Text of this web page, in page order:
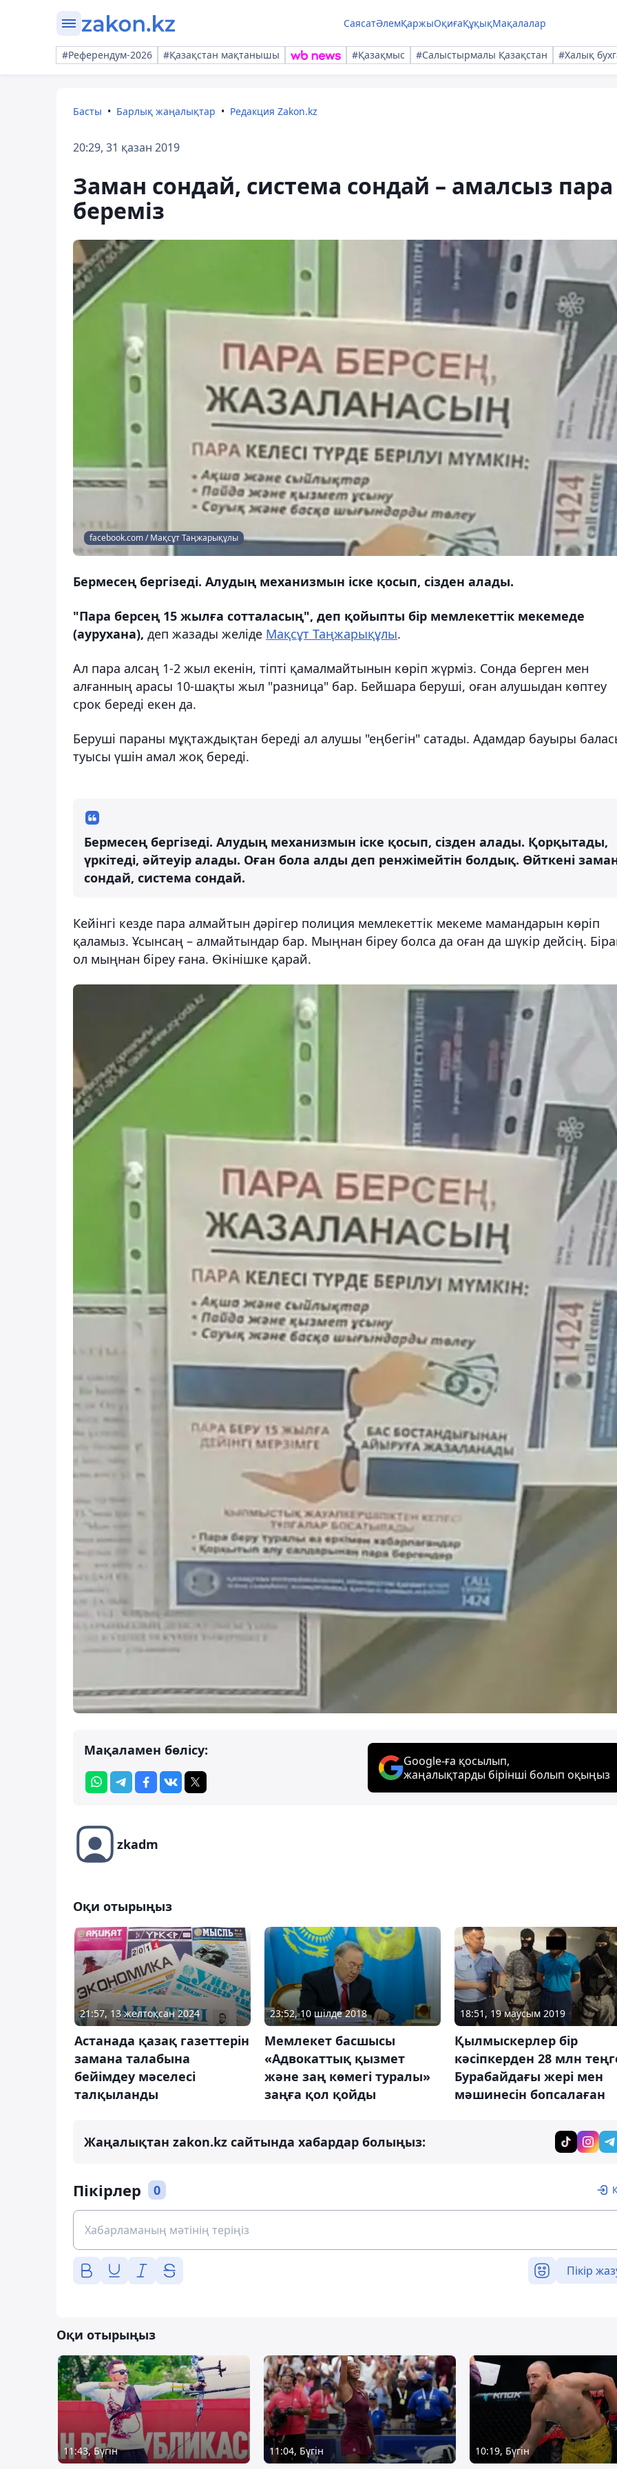
СаясатӘлемҚаржыОқиғаҚұқықМақалалар
#Референдум-2026 #Қазақстан мақтанышы #Қазақмыс #Салыстырмалы Қазақстан #Халық
Басты Барлық жаңалықтар Редакция Zakon.kz
20:29, 31 қазан 2019
Заман сондай, система сондай – амалсыз пара
береміз
facebook.com / Мақсұт Таңжарықұлы
Бермесең бергізеді. Алудың механизмын іске қосып, сізден алады.
"Пара берсең 15 жылға сотталасың", деп қойыпты бір мемлекеттік мекемеде
(аурухана), деп жазады желіде Мақсұт Таңжарықұлы.
Ал пара алсаң 1-2 жыл екенін, тіпті қамалмайтынын көріп жүрміз. Сонда берген мен
алғанның арасы 10-шақты жыл "разница" бар. Бейшара беруші, оған алушыдан көптеу
срок береді екен да.
Беруші параны мұқтаждықтан береді ал алушы "еңбегін" сатады. Адамдар бауыры
туысы үшін амал жоқ береді.
Бермесең бергізеді. Алудың механизмын іске қосып, сізден алады. Қорқытады,
үркітеді, әйтеуір алады. Оған бола алды деп ренжімейтін болдық. Өйткені
сондай, система сондай.
Кейінгі кезде пара алмайтын дәрігер полиция мемлекеттік мекеме мамандарын көріп
қаламыз. Ұсынсаң – алмайтындар бар. Мыңнан біреу болса да оған да шүкір дейсің.
ол мыңнан біреу ғана. Өкінішке қарай.
Мақаламен бөлісу:
Google-ға қосылып,
жаңалықтарды бірінші болып оқыңыз
zkadm
Оқи отырыңыз
21:57, 13 желтоқсан 2024
Астанада қазақ газеттерін
замана талабына
бейімдеу мәселесі
талқыланды
23:52, 10 шілде 2018
Мемлекет басшысы
«Адвокаттық қызмет
және заң көмегі туралы»
заңға қол қойды
18:51, 19 маусым 2019
Қылмыскерлер бір
кәсіпкерден 28 млн
Бурабайдағы жері мен
мәшинесін бопсалаған
Жаңалықтан zakon.kz сайтында хабардар болыңыз:
Пікірлер 0
Пікір
Оқи отырыңыз
11:43, Бүгін 11:04, Бүгін 10:19, Бүгін